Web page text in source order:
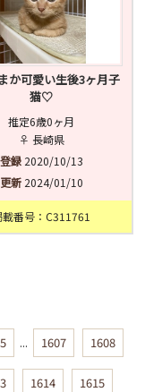
か可愛い生後3ヶ月子
猫♡
推定6歳0ヶ月
♀ 長崎県
登録2020/10/13
更新2024/01/10
載番号：C311761
... 1607 1608
1614 1615